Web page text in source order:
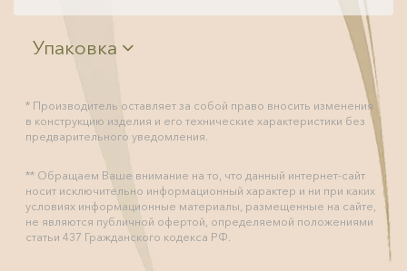
Упаковка
* Производитель оставляет за собой право вносить изменения
в конструкцию изделия и его технические характеристики без
предварительного уведомления.
** Обращаем Ваше внимание на то, что данный интернет-сайт
носит исключительно информационный характер и ни при каких
условиях информационные материалы, размещенные на сайте,
не являются публичной офертой, определяемой положениями
статьи 437 Гражданского кодекса РФ.